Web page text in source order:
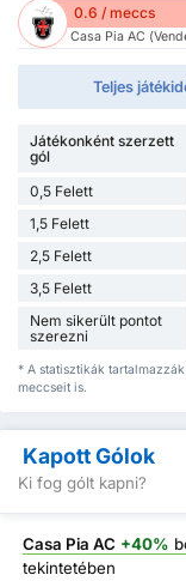
0.6 / meccs
Casa Pia AC
Teljes
Játékonként szerzett
gól
0,5 Felett
1,5 Felett
2,5 Felett
3,5 Felett
Nem sikerült pontot
szerezni
* A statisztikák
meccseit is.
Kapott Gólok
Ki fog gólt kapni?
Casa Pia AC +40%
tekintetében